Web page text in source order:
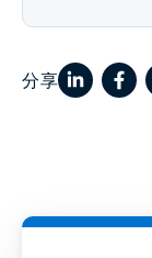
分享